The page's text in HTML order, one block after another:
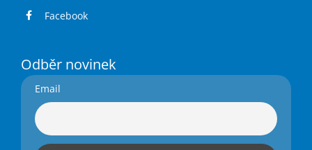
Facebook
Odběr novinek
Email